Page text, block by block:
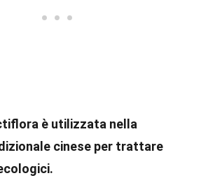
è utilizzata nella
cinese per trattare